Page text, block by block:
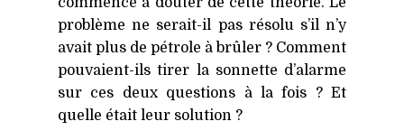
problème ne serait-il pas résolu s’il n’y
avait plus de pétrole à brûler ? Comment
pouvaient-ils tirer la sonnette d’alarme
sur ces deux questions à la fois ? Et
quelle était leur solution ?